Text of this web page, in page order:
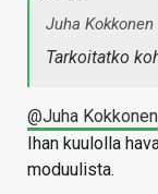
Juha Kokkonen
Tarkoitatko
@Juha Kokkonen
Ihan kuulolla
moduulista.